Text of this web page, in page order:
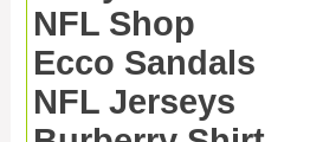
NFL Shop
Ecco Sandals
NFL Jerseys